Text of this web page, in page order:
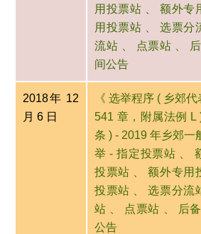
用投票站 、 额外专
用投票站 、 选票分
流站 、 点票站 、
间公告
2018年 12
月 6 日
《 选举程序 ( 乡郊
541 章，附属法例 L
条 ) - 2019 年乡郊一
举 - 指定投票站 、
投票站 、 额外专用
投票站 、 选票分流
站 、 点票站 、 后
公告